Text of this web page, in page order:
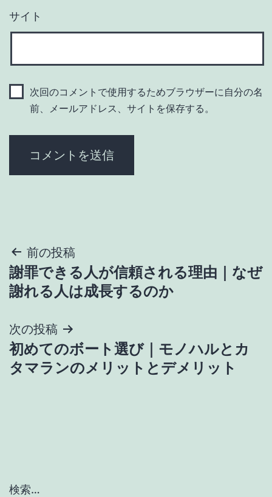
サイト
次回のコメントで使用するためブラウザーに自分の名
前、メールアドレス、サイトを保存する。
投
稿
ビ
ゲ
ン
前の投稿
謝罪できる人が信頼される理由｜なぜ
謝れる人は成長するのか
次の投稿
初めてのボート選び｜モノハルとカ
タマランのメリットとデメリット
検索…